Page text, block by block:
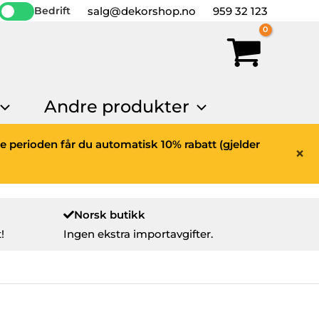
Bedrift salg@dekorshop.no 959 32 123
Andre produkter
×
perioden får du automatisk 10% rabatt (gjelder
Norsk butikk
Ingen ekstra importavgifter.